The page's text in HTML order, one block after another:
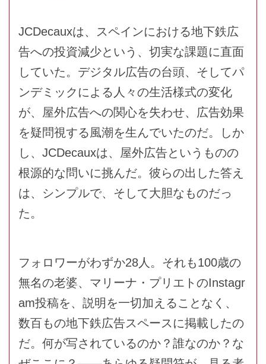
JCDecauxは、スペインにおける地下鉄広
告への投資減少という、切実な課題に直面
していた。デジタル広告の台頭、そしてパ
ンデミックによる人々の生活様式の変化
が、屋外広告への関心を失わせ、広告効果
を疑問視する風潮を生んでいたのだ。しか
し、JCDecauxは、屋外広告というものの
根源的な問いに挑んだ。彼らの出した答え
は、シンプルで、そして大胆なものだっ
た。
フォロワーがわずか28人。それも100歳の
無名の老婆、マリーナ・プリエトのInstagr
am投稿を、説明を一切加えることなく、
数百もの地下鉄広告スペースに掲載したの
だ。何が写されているのか？誰なのか？な